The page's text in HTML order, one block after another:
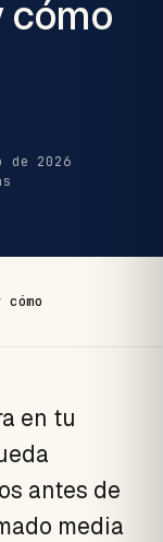
cómo
de 2026
en tu
antes de
media